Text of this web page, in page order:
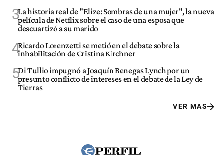
3La historia real de "Elize: Sombras de una mujer", la nueva
película de Netflix sobre el caso de una esposa que
descuartizó a su marido
4Ricardo Lorenzetti se metió en el debate sobre la
inhabilitación de Cristina Kirchner
5Di Tullio impugnó a Joaquín Benegas Lynch por un
presunto conflicto de intereses en el debate de la Ley de
Tierras
VER MÁS